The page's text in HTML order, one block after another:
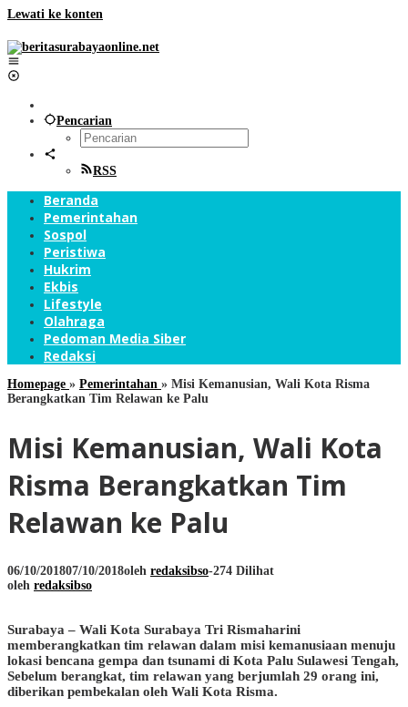
Lewati ke konten
Pencarian
RSS
Beranda
Pemerintahan
Sospol
Peristiwa
Hukrim
Ekbis
Lifestyle
Olahraga
Pedoman Media Siber
Redaksi
Homepage » Pemerintahan » Misi Kemanusian, Wali Kota Risma
Berangkatkan Tim Relawan ke Palu
Misi Kemanusian, Wali Kota
Risma Berangkatkan Tim
Relawan ke Palu
06/10/201807/10/2018oleh redaksibso-274 Dilihat
oleh redaksibso
Surabaya – Wali Kota Surabaya Tri Rismaharini
memberangkatkan tim relawan dalam misi kemanusiaan menuju
lokasi bencana gempa dan tsunami di Kota Palu Sulawesi Tengah,
Sebelum berangkat, tim relawan yang berjumlah 29 orang ini,
diberikan pembekalan oleh Wali Kota Risma.